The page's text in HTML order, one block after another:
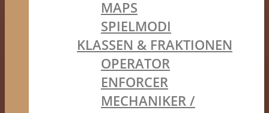
MAPS
SPIELMODI
KLASSEN & FRAKTIONEN
OPERATOR
ENFORCER
MECHANIKER /